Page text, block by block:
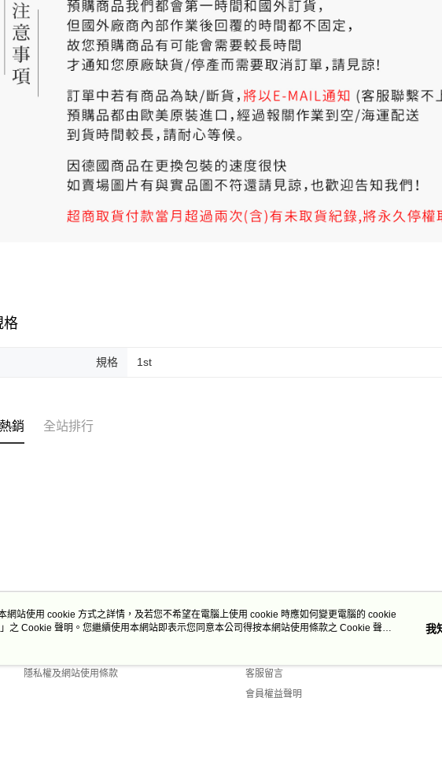
格
規格 1st
銷 全站排行
關於我們
隱私權及網站使用條款
客服資訊
客服留言
會員權益聲明
網站使用 cookie 方式之詳情，及若您不希望在電腦上使用 cookie 時應如何變更電腦的 cookie
」之 Cookie 聲明。您繼續使用本網站即表示您同意本公司得按本網站使用條款之 Cookie 聲明
我